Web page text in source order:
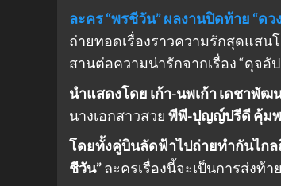
ละคร “พรชีวัน” ผลงานปิดท้าย “ดว
ถ่ายทอดเรื่องราวความรักสุดแส
สานต่อความน่ารักจากเรื่อง “ดุจอั
นำแสดงโดย เก้า-นพเก้า เดชาพั
นางเอกสาวสวย พีพี-ปุญญ์ปรีดี คุ้ม
โดยทั้งคู่บินลัดฟ้าไปถ่ายทำกันไกล
ชีวัน”ละครเรื่องนี้จะเป็นการส่งท้